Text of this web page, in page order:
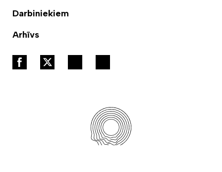
Darbiniekiem
Arhīvs